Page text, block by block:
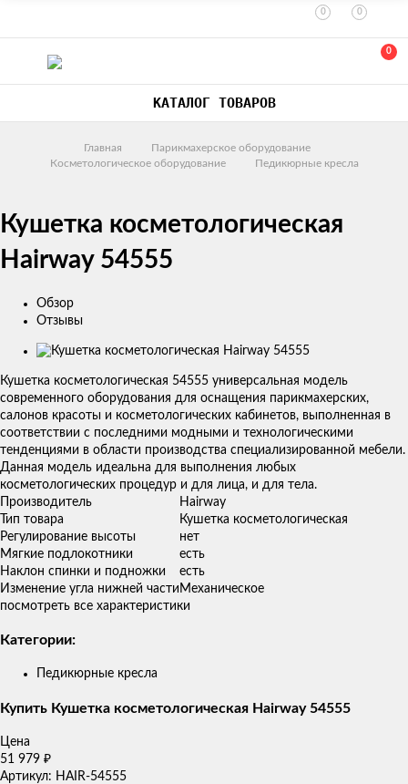
0 0
0
КАТАЛОГ ТОВАРОВ
Главная
Парикмахерское оборудование
Косметологическое оборудование
Педикюрные кресла
Кушетка косметологическая
Hairway 54555
Обзор
Отзывы
Изображения
товаров
​Кушетка косметологическая 54555 ​универсальная модель
современного оборудования для оснащения парикмахерских,
салонов красоты и косметологических кабинетов, выполненная в
соответствии с последними модными и технологическими
тенденциями в области производства специализированной мебели.
Данная модель идеальна для выполнения любых
косметологических процедур и для лица, и для тела.
Производитель
Hairway
Тип товара
Кушетка косметологическая
Регулирование высоты
нет
Мягкие подлокотники
есть
Наклон спинки и подножки
есть
Изменение угла нижней части Механическое
посмотреть все характеристики
Категории:
Педикюрные кресла
Купить Кушетка косметологическая Hairway 54555
Цена
51 979 ₽
Артикул: HAIR-54555